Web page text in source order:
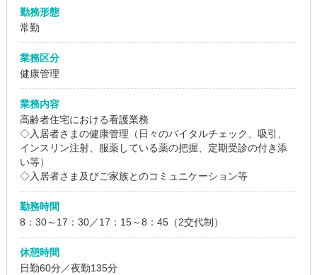
勤務形態
常勤
業務区分
健康管理
業務内容
高齢者住宅における看護業務
◇入居者さまの健康管理（日々のバイタルチェック、吸引、
インスリン注射、服薬している薬の把握、定期受診の付き添
い等）
◇入居者さま及びご家族とのコミュニケーション等
勤務時間
8：30～17：30／17：15～8：45（2交代制）
休憩時間
日勤60分／夜勤135分